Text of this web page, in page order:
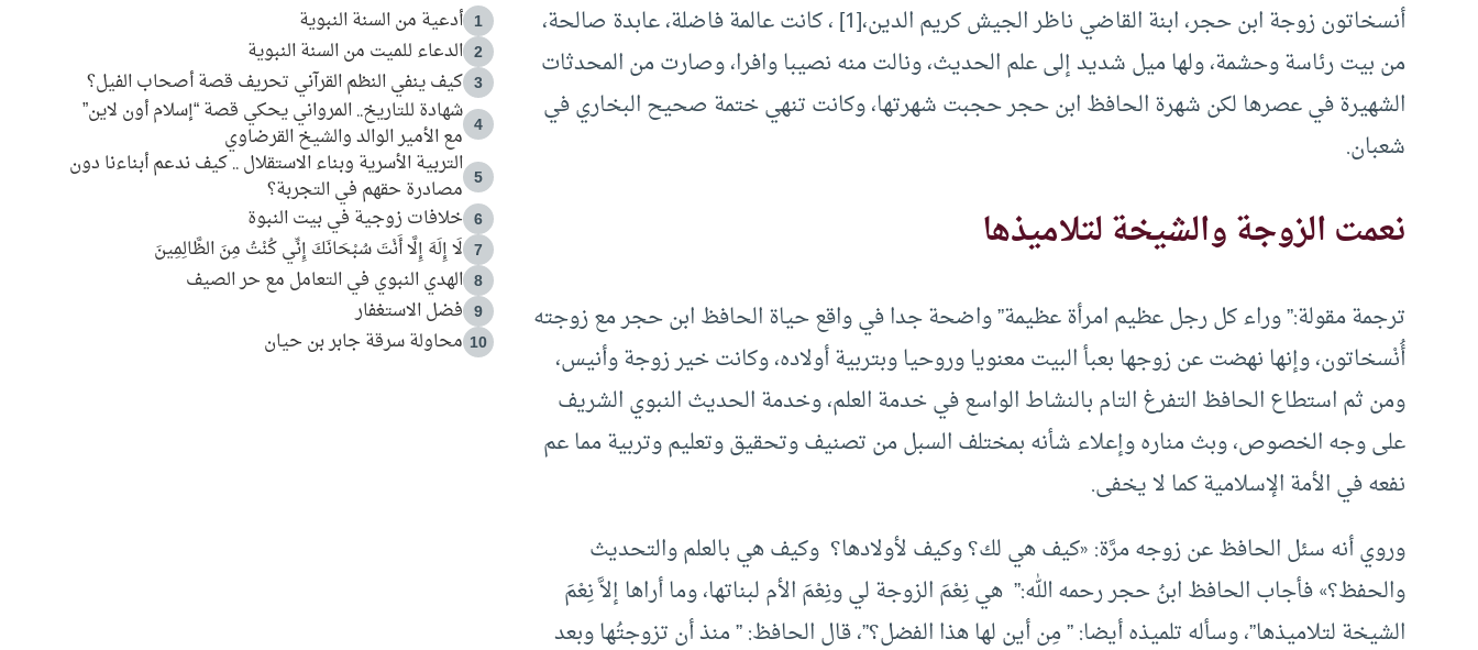
أنس
خاتون زوجة ابن حجر، ابنة القاضي ناظر الجيش كريم الدين،[1] ، كانت عالمة فاضلة، عابدة صالحة،
من بيت رئاسة وحشمة، ولها ميل شديد إلى علم الحديث، ونالت منه نصيبا وافرا، وصارت من المحدثات
الشهيرة في عصرها لكن شهرة الحافظ ابن حجر حجبت شهرتها، وكانت تنهي ختمة صحيح البخاري في
شعبان.
نعمت الزوجة والشيخة لتلاميذها
ترجمة مقولة:” وراء كل رجل عظيم امرأة عظيمة” واضحة جدا في واقع حياة الحافظ ابن حجر مع زوجته
أُنْسخاتون، وإنها نهضت عن زوجها بعبأ البيت معنويا وروحيا وبتربية أولاده، وكانت خير زوجة وأنيس،
ومن ثم استطاع الحافظ التفرغ التام بالنشاط الواسع في خدمة العلم، وخدمة الحديث النبوي الشريف
على وجه الخصوص، وبث مناره وإعلاء شأنه بمختلف السبل من تصنيف وتحقيق وتعليم وتربية مما عم
نفعه في الأمة الإسلامية كما لا يخفى.
وروي أنه سئل الحافظ عن زوجه مرَّة: «كيف هي لك؟ وكيف لأولادها؟ وكيف هي بالعلم والتحديث
والحفظ؟» فأجاب الحافظ ابنُ حجر رحمه الله:” هي نِعْمَ الزوجة لي ونِعْمَ الأم لبناتها، وما أراها إلاَّ نِعْمَ
الشيخة لتلاميذها”، وسأله تلميذه أيضا: ” مِن أين لها هذا الفضل؟”، قال الحافظ: ” منذ أن تزوجتُها وبعد
1 أدعية من السنة النبوية
2 الدعاء للميت من السنة النبوية
3 كيف ينفي النظم القرآني تحريف قصة أصحاب الفيل؟
4
شهادة للتاريخ.. المرواني يحكي قصة “إسلام أون لاين”
مع الأمير الوالد والشيخ القرضاوي
5
التربية الأسرية وبناء الاستقلال .. كيف ندعم أبناءنا دون
مصادرة حقهم في التجربة؟
6 خلافات زوجية في بيت النبوة
7 لَا إِلَهَ إِلَّا أَنْتَ سُبْحَانَكَ إِنِّي كُنْتُ مِنَ الظَّالِمِينَ
8 الهدي النبوي في التعامل مع حر الصيف
9 فضل الاستغفار
10 محاولة سرقة جابر بن حيان